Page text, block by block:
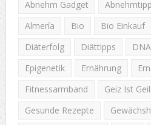
Abnehm Gadget
Almería
Bio Bio Einkauf
Diäterfolg
Diättipps
Epigenetik
Ernährung
Fitnessarmband
Geiz Ist Geil
Gesunde Rezepte